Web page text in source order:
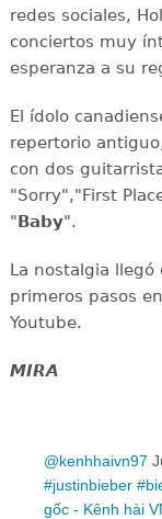
redes sociales,
conciertos muy
esperanza a su
El ídolo
repertorio
con dos
"Sorry","First
"Baby".
La nostalgia
primeros pasos
Youtube.
MIRA
@kenhhaivn97
#justinbieber
gốc - Kênh hài